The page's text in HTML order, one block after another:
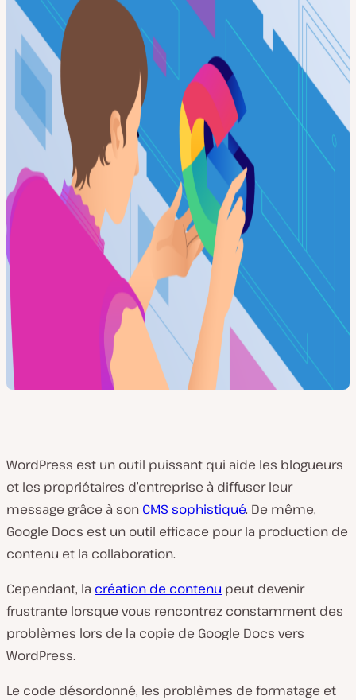
WordPress est un outil puissant qui aide les blogueurs
et les propriétaires d’entreprise à diffuser leur
message grâce à son CMS sophistiqué. De même,
Google Docs est un outil efficace pour la production de
contenu et la collaboration.
Cependant, la création de contenu peut devenir
frustrante lorsque vous rencontrez constamment des
problèmes lors de la copie de Google Docs vers
WordPress.
Le code désordonné, les problèmes de formatage et